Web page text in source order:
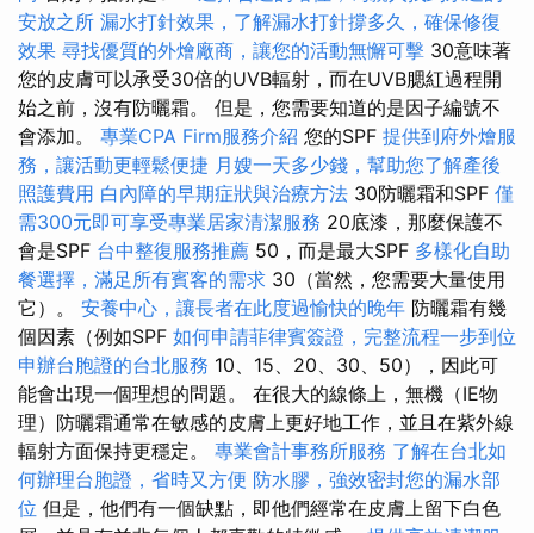
安放之所 漏水打針效果，了解漏水打針撐多久，確保修復
效果 尋找優質的外燴廠商，讓您的活動無懈可擊 30意味著
您的皮膚可以承受30倍的UVB輻射，而在UVB腮紅過程開
始之前，沒有防曬霜。 但是，您需要知道的是因子編號不
會添加。 專業CPA Firm服務介紹 您的SPF 提供到府外燴服
務，讓活動更輕鬆便捷 月嫂一天多少錢，幫助您了解產後
照護費用 白內障的早期症狀與治療方法 30防曬霜和SPF 僅
需300元即可享受專業居家清潔服務 20底漆，那麼保護不
會是SPF 台中整復服務推薦 50，而是最大SPF 多樣化自助
餐選擇，滿足所有賓客的需求 30（當然，您需要大量使用
它）。 安養中心，讓長者在此度過愉快的晚年 防曬霜有幾
個因素（例如SPF 如何申請菲律賓簽證，完整流程一步到位
申辦台胞證的台北服務 10、15、20、30、50），因此可
能會出現一個理想的問題。 在很大的線條上，無機（IE物
理）防曬霜通常在敏感的皮膚上更好地工作，並且在紫外線
輻射方面保持更穩定。 專業會計事務所服務 了解在台北如
何辦理台胞證，省時又方便 防水膠，強效密封您的漏水部
位 但是，他們有一個缺點，即他們經常在皮膚上留下白色